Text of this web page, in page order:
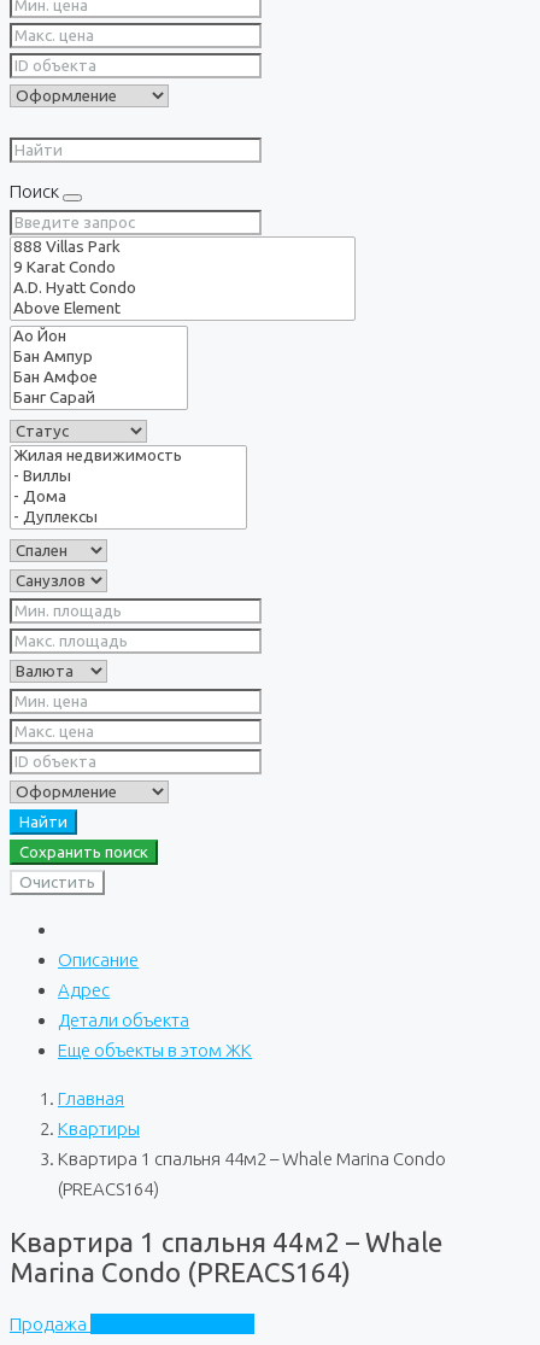
Поиск
Найти
Сохранить поиск
Очистить
Описание
Адрес
Детали объекта
Еще объекты в этом ЖК
Главная
Квартиры
Квартира 1 спальня 44м2 – Whale Marina Condo
(PREACS164)
Квартира 1 спальня 44м2 – Whale
Marina Condo (PREACS164)
Продажа